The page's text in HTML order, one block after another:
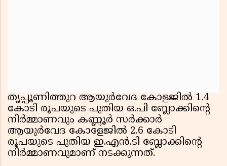
തൃപ്പൂണിത്തുറ ആയുര്‍വേദ കോളജില്‍ 1.4
കോടി രൂപയുടെ പുതിയ ഒ.പി ബ്ലോക്കിന്റെ
നിര്‍മ്മാണവും കണ്ണൂര്‍ സര്‍ക്കാര്‍
ആയുര്‍വേദ കോളേജില്‍ 2.6 കോടി
രൂപയുടെ പുതിയ ഇ.എന്‍.ടി ബ്ലോക്കിന്റെ
നിര്‍മ്മാണവുമാണ് നടക്കുന്നത്.